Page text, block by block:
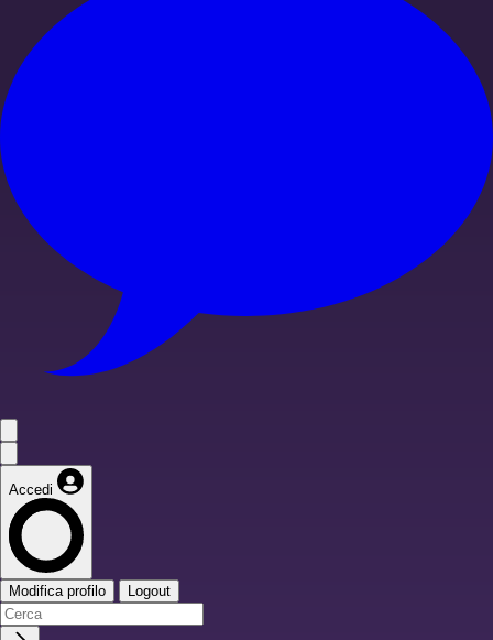
Accedi
Modifica profilo Logout